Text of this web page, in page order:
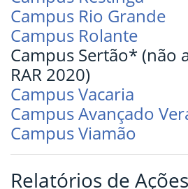
Campus Rio Grande
Campus Rolante
Campus Sertão* (não
RAR 2020)
Campus Vacaria
Campus Avançado
Campus Viamão
Relatórios de